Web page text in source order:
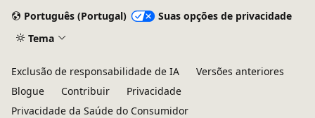
Português (Portugal)
Suas opções de privacidade
Tema
Exclusão de responsabilidade de IA
Versões anteriores
Blogue
Contribuir
Privacidade
Privacidade da Saúde do Consumidor